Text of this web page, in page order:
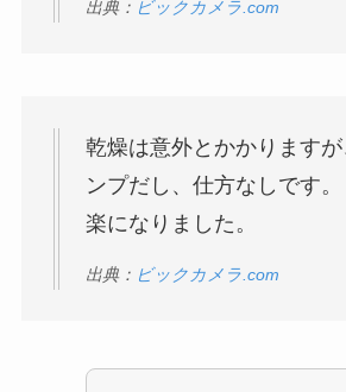
出典： ビックカメラ.com
乾燥は意外とかかります
ンプだし、仕方なしです。
楽になりました。
出典： ビックカメラ.com